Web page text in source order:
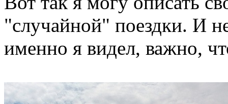
"случайной" поездки. И
именно я видел, важно,